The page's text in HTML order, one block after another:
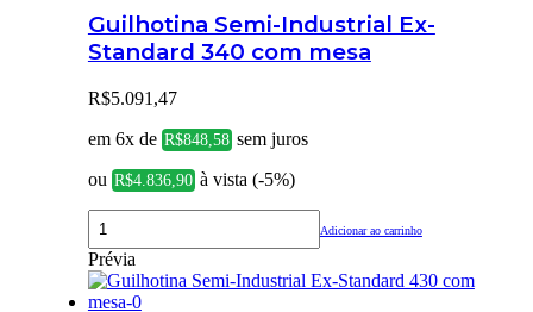
Guilhotina Semi-Industrial Ex-
Standard 340 com mesa
R$5.091,47
em 6x de R$848,58 sem juros
ou R$4.836,90 à vista (-5%)
Adicionar ao carrinho
Prévia